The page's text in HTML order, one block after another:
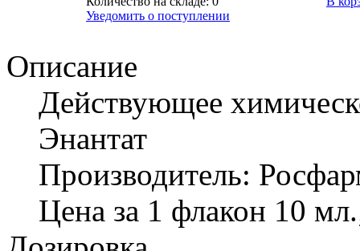
Уведомить о поступлении
Описание
Действующее
Энантат
Производитель:
Цена за 1 флакон 10